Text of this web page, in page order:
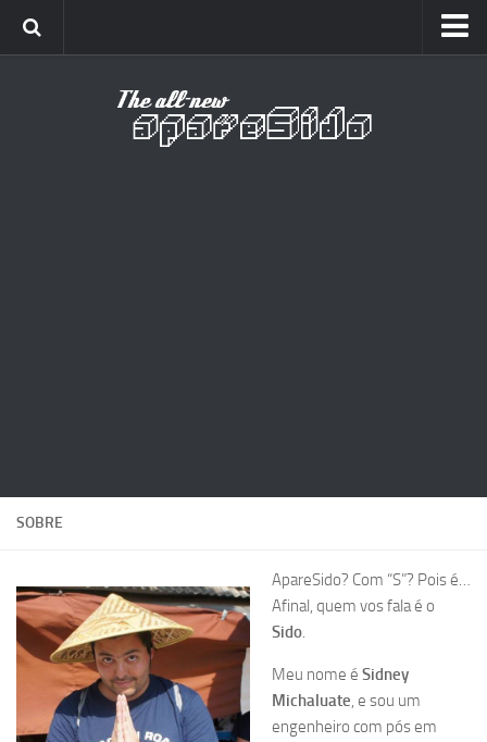
SOBRE
ApareSido? Com “S”? Pois é…
Afinal, quem vos fala é o
Sido.
Meu nome é Sidney
Michaluate, e sou um
engenheiro com pós em